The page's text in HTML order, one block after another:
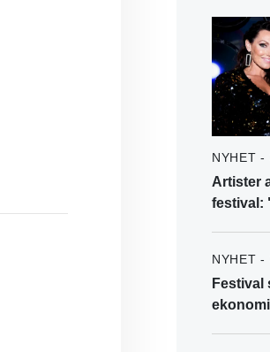
NYHET -
Artister
festival:
NYHET -
Festival